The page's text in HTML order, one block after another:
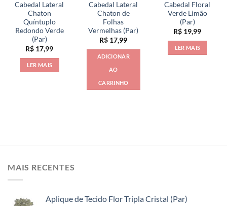
Cabedal Lateral
Chaton
Quíntuplo
Redondo Verde
(Par)
R$ 17,99
LER MAIS
Cabedal Lateral
Chaton de
Folhas
Vermelhas (Par)
R$ 17,99
ADICIONAR
AO
CARRINHO
Cabedal Floral
Verde Limão
(Par)
R$ 19,99
LER MAIS
MAIS RECENTES
Aplique de Tecido Flor Tripla Cristal (Par)